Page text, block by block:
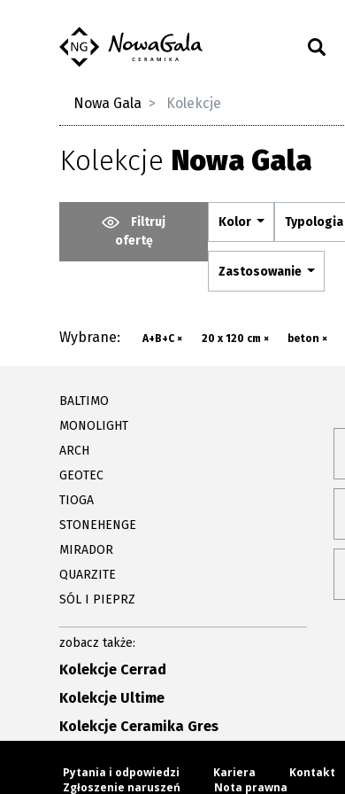
Nowa Gala Kolekcje
Kolekcje Nowa Gala
Filtruj
ofertę
Kolor Typologia
Zastosowanie
Wybrane: A+B+C × 20 x 120 cm × beton ×
BALTIMO
MONOLIGHT
ARCH
GEOTEC
TIOGA
STONEHENGE
MIRADOR
QUARZITE
SÓL I PIEPRZ
zobacz także:
Kolekcje Cerrad
Kolekcje Ultime
Kolekcje Ceramika Gres
Pytania i odpowiedzi Kariera Kontakt
Zgłoszenie naruszeń
Nota prawna